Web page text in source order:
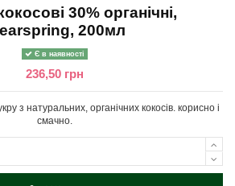
30% органічні,
200мл
Є в наявності
236,50 грн
з натуральних, органічних кокосів. корисно і
смачно.